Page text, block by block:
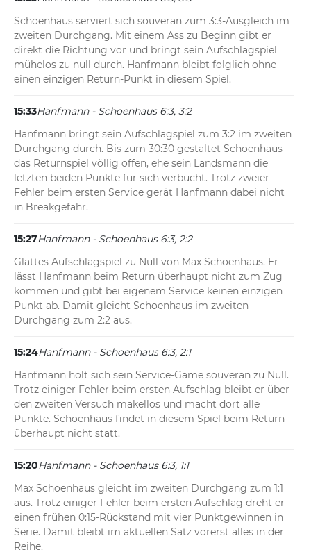
Schoenhaus serviert sich souverän zum 3:3-Ausgleich im
zweiten Durchgang. Mit einem Ass zu Beginn gibt er
direkt die Richtung vor und bringt sein Aufschlagspiel
mühelos zu null durch. Hanfmann bleibt folglich ohne
einen einzigen Return-Punkt in diesem Spiel.
15:33Hanfmann - Schoenhaus 6:3, 3:2
Hanfmann bringt sein Aufschlagspiel zum 3:2 im zweiten
Durchgang durch. Bis zum 30:30 gestaltet Schoenhaus
das Returnspiel völlig offen, ehe sein Landsmann die
letzten beiden Punkte für sich verbucht. Trotz zweier
Fehler beim ersten Service gerät Hanfmann dabei nicht
in Breakgefahr.
15:27Hanfmann - Schoenhaus 6:3, 2:2
Glattes Aufschlagspiel zu Null von Max Schoenhaus. Er
lässt Hanfmann beim Return überhaupt nicht zum Zug
kommen und gibt bei eigenem Service keinen einzigen
Punkt ab. Damit gleicht Schoenhaus im zweiten
Durchgang zum 2:2 aus.
15:24Hanfmann - Schoenhaus 6:3, 2:1
Hanfmann holt sich sein Service-Game souverän zu Null.
Trotz einiger Fehler beim ersten Aufschlag bleibt er über
den zweiten Versuch makellos und macht dort alle
Punkte. Schoenhaus findet in diesem Spiel beim Return
überhaupt nicht statt.
15:20Hanfmann - Schoenhaus 6:3, 1:1
Max Schoenhaus gleicht im zweiten Durchgang zum 1:1
aus. Trotz einiger Fehler beim ersten Aufschlag dreht er
einen frühen 0:15-Rückstand mit vier Punktgewinnen in
Serie. Damit bleibt im aktuellen Satz vorerst alles in der
Reihe.